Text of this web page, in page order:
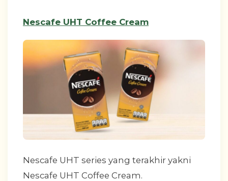
Nescafe UHT Coffee Cream
Nescafe UHT series yang terakhir yakni
Nescafe UHT Coffee Cream.